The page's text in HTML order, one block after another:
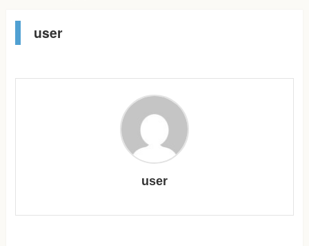
user
user